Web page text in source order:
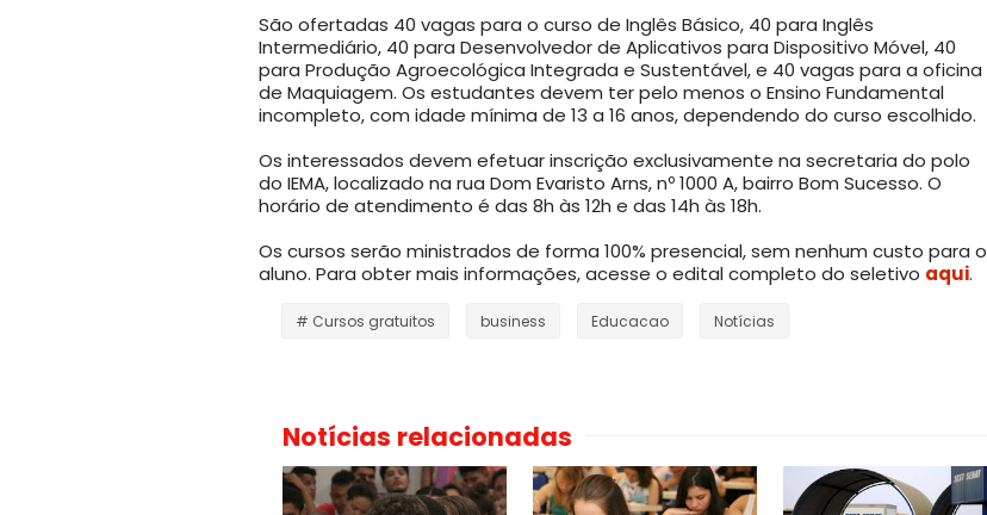
São ofertadas 40 vagas para o curso de Inglês Básico, 40 para Inglês
Intermediário, 40 para Desenvolvedor de Aplicativos para Dispositivo Móvel, 40
para Produção Agroecológica Integrada e Sustentável, e 40 vagas para a oficina
de Maquiagem. Os estudantes devem ter pelo menos o Ensino Fundamental
incompleto, com idade mínima de 13 a 16 anos, dependendo do curso escolhido.
Os interessados devem efetuar inscrição exclusivamente na secretaria do polo
do IEMA, localizado na rua Dom Evaristo Arns, nº 1000 A, bairro Bom Sucesso. O
horário de atendimento é das 8h às 12h e das 14h às 18h.
Os cursos serão ministrados de forma 100% presencial, sem nenhum custo para o
aluno. Para obter mais informações, acesse o edital completo do seletivo aqui.
# Cursos gratuitos business Educacao Notícias
Notícias relacionadas